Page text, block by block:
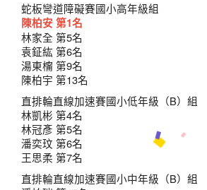
蛇板彎道障礙賽國小高年級組
陳柏安 第1名
林家全 第5名
袁鉦紘 第6名
湯東橣 第9名
陳柏宇 第13名
直排輪直線加速賽國小低年級（B）組
林凱彬 第4名
林冠彥 第5名
潘奕玟 第6名
王思柔 第7名
直排輪直線加速賽國小中年級（B）組